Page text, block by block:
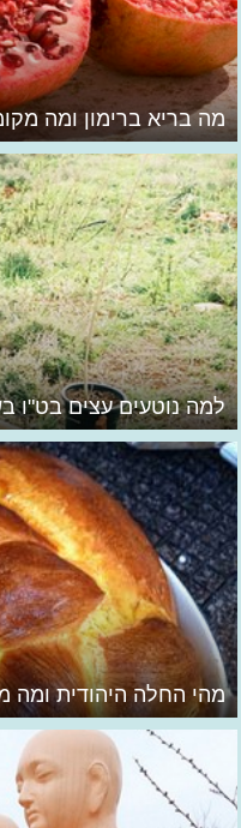
מה בריא ברימון ומה
למה נוטעים עצים בט"ו
מהי החלה היהודית ומה